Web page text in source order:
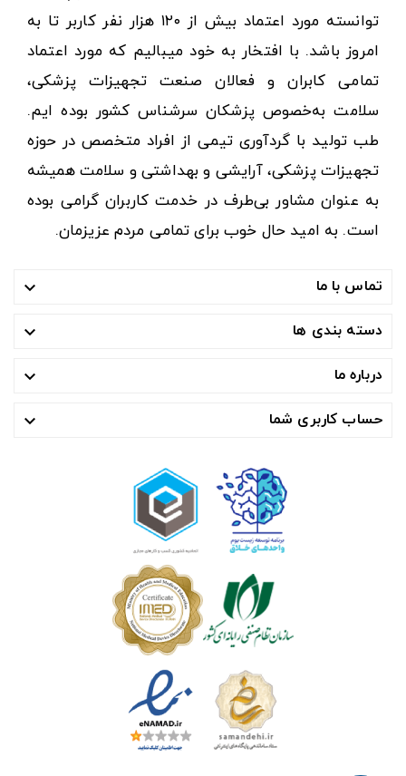
توانسته مورد اعتماد بیش از ۱۲۰ هزار نفر کاربر تا به
امروز باشد. با افتخار به خود میبالیم که مورد اعتماد
تمامی کابران و فعالان صنعت تجهیزات پزشکی،
سلامت به‌خصوص پزشکان سرشناس کشور بوده ایم.
طب تولید با گردآوری تیمی از افراد متخصص در حوزه
تجهیزات پزشکی، آرایشی و بهداشتی و سلامت همیشه
به عنوان مشاور بی‌طرف در خدمت کاربران گرامی بوده
است. به امید حال خوب برای تمامی مردم عزیزمان.
تماس با ما 
دسته بندی ها 
درباره ما 
حساب کاربری شما 